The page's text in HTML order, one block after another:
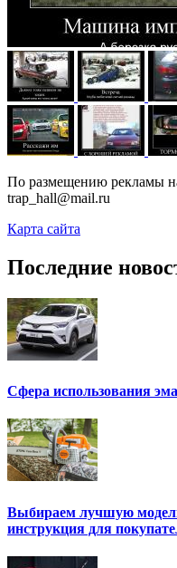
По размещению рекламы
trap_hall@mail.ru
Карта сайта
Последние
Сфера использования
Выбираем лучшую
инструкция для